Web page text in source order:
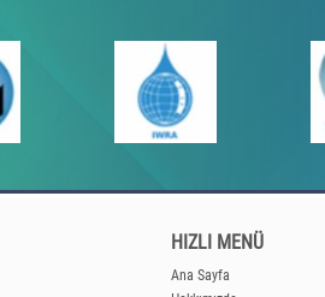
HIZLI MENÜ
Ana Sayfa